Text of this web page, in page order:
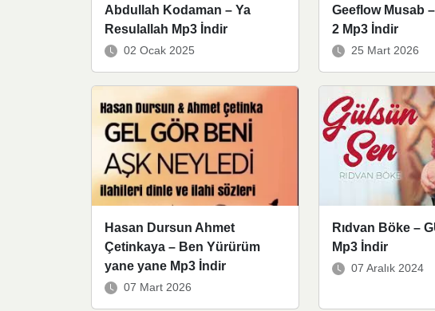
Abdullah Kodaman – Ya
Resulallah Mp3 İndir
02 Ocak 2025
Geeflow Musab
2 Mp3 İndir
25 Mart 2026
Hasan Dursun Ahmet
Çetinkaya – Ben Yürürüm
yane yane Mp3 İndir
07 Mart 2026
Rıdvan Böke –
Mp3 İndir
07 Aralık 2024